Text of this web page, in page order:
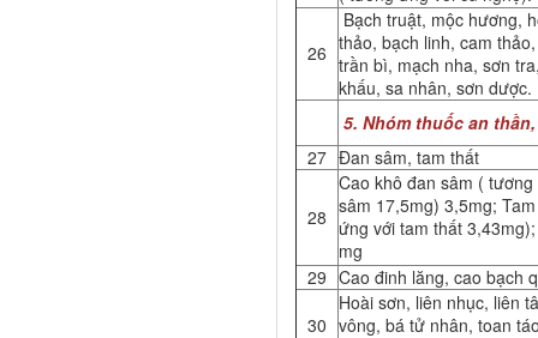
26
Bạch truật, mộc hương,
thảo, bạch linh, cam
trần bì, mạch nha, sơn
khấu, sa nhân, sơn dược.
5. Nhóm thuốc an
27 Đan sâm, tam thất
28
Cao khô đan sâm (
sâm 17,5mg) 3,5mg;
ứng với tam thất
mg
29 Cao đinh lăng, cao bạch
30
Hoài sơn, liên nhục, liên
vông, bá tử nhân, toan